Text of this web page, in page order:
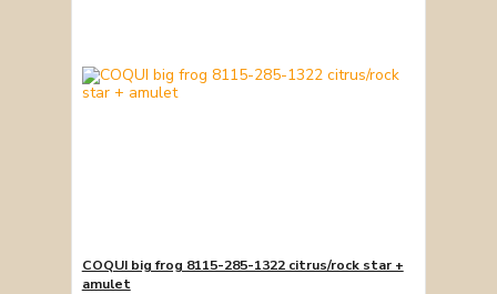
COQUI big frog 8115-285-1322 citrus/rock star +
amulet